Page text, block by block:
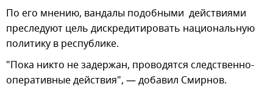
По его мнению, вандалы подобными действиями
преследуют цель дискредитировать национальную
политику в республике.
"Пока никто не задержан, проводятся следственно-
оперативные действия", — добавил Смирнов.